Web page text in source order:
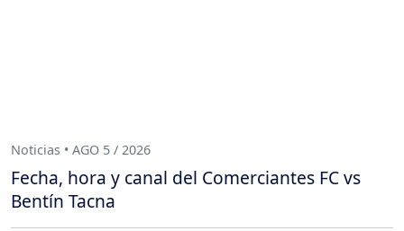
Noticias • AGO 5 / 2026
Fecha, hora y canal del Comerciantes FC vs
Bentín Tacna